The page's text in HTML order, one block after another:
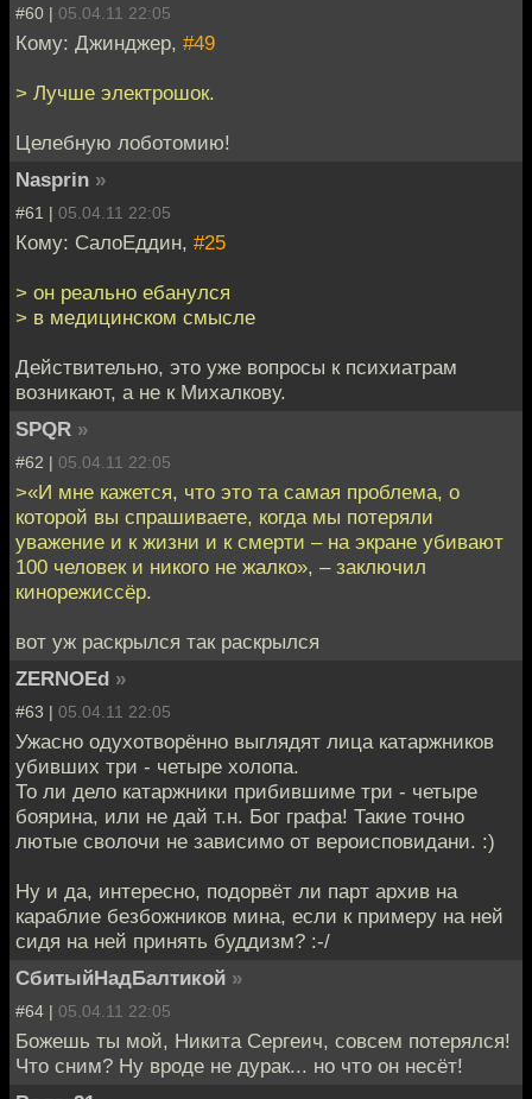
#60 | 05.04.11 22:05
Кому: Джинджер, #49
> Лучше электрошок.
Целебную лоботомию!
Nasprin »
#61 | 05.04.11 22:05
Кому: СалоЕддин, #25
> он реально ебанулся
> в медицинском смысле
Действительно, это уже вопросы к психиатрам
возникают, а не к Михалкову.
SPQR »
#62 | 05.04.11 22:05
>«И мне кажется, что это та самая проблема, о
которой вы спрашиваете, когда мы потеряли
уважение и к жизни и к смерти – на экране убивают
100 человек и никого не жалко», – заключил
кинорежиссёр.
вот уж раскрылся так раскрылся
ZERNOEd »
#63 | 05.04.11 22:05
Ужасно одухотворённо выглядят лица катаржников
убивших три - четыре холопа.
То ли дело катаржники прибившиме три - четыре
боярина, или не дай т.н. Бог графа! Такие точно
лютые сволочи не зависимо от вероисповидани. :)
Ну и да, интересно, подорвёт ли парт архив на
караблие безбожников мина, если к примеру на ней
сидя на ней принять буддизм? :-/
СбитыйНадБалтикой »
#64 | 05.04.11 22:05
Божешь ты мой, Никита Сергеич, совсем потерялся!
Что сним? Ну вроде не дурак... но что он несёт!